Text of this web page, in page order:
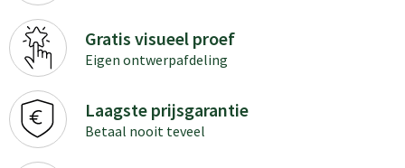
Gratis visueel proef
Eigen ontwerpafdeling
Laagste prijsgarantie
Betaal nooit teveel